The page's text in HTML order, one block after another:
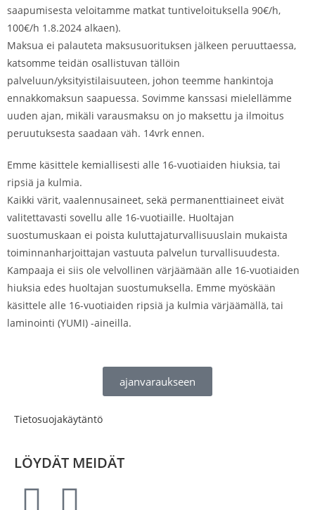
saapumisesta veloitamme matkat tuntiveloituksella 90€/h,
100€/h 1.8.2024 alkaen).
Maksua ei palauteta maksusuorituksen jälkeen peruuttaessa,
katsomme teidän osallistuvan tällöin
palveluun/yksityistilaisuuteen, johon teemme hankintoja
ennakkomaksun saapuessa. Sovimme kanssasi mielellämme
uuden ajan, mikäli varausmaksu on jo maksettu ja ilmoitus
peruutuksesta saadaan väh. 14vrk ennen.
Emme käsittele kemiallisesti alle 16-vuotiaiden hiuksia, tai
ripsiä ja kulmia.
Kaikki värit, vaalennusaineet, sekä permanenttiaineet eivät
valitettavasti sovellu alle 16-vuotiaille. Huoltajan
suostumuskaan ei poista kuluttajaturvallisuuslain mukaista
toiminnanharjoittajan vastuuta palvelun turvallisuudesta.
Kampaaja ei siis ole velvollinen värjäämään alle 16-vuotiaiden
hiuksia edes huoltajan suostumuksella. Emme myöskään
käsittele alle 16-vuotiaiden ripsiä ja kulmia värjäämällä, tai
laminointi (YUMI) -aineilla.
ajanvaraukseen
Tietosuojakäytäntö
LÖYDÄT MEIDÄT